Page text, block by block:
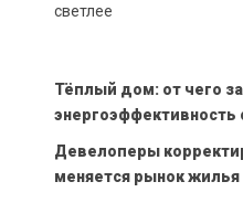
светлее
Тёплый дом: от чего
энергоэффективность
Девелоперы
меняется рынок жилья